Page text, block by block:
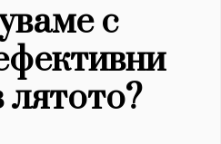
с
лятото?